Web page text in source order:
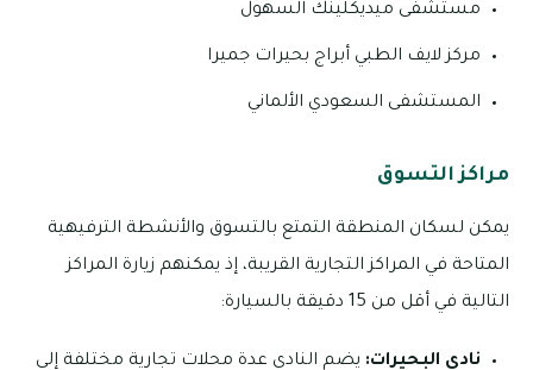
مستشفى ميديكلينك السهول
مركز لايف الطبي أبراج بحيرات جميرا
المستشفى السعودي الألماني
مراكز التسوق
يمكن لسكان المنطقة التمتع بالتسوق والأنشطة الترفيهية
المتاحة في المراكز التجارية القريبة، إذ يمكنهم زيارة المراكز
التالية في أقل من 15 دقيقة بالسيارة:
نادي البحيرات: يضم النادي عدة محلات تجارية مختلفة إلى